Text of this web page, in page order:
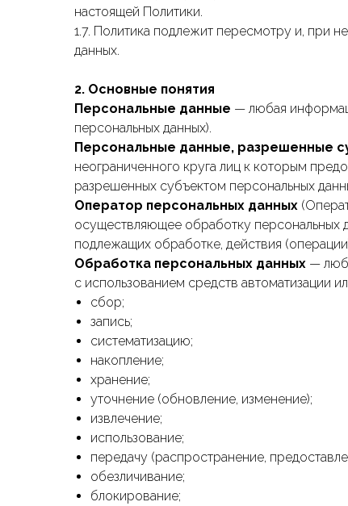
настоящей Политики.
1.7. Политика подлежит пересмотру и, при
данных.
2. Основные понятия
Персональные данные — любая
персональных данных).
Персональные данные, разрешенные
неограниченного круга лиц к которым
разрешенных субъектом персональных
Оператор персональных данных
осуществляющее обработку персональных
подлежащих обработке, действия
Обработка персональных данных —
с использованием средств автоматизации
сбор;
запись;
систематизацию;
накопление;
хранение;
уточнение (обновление, изменение);
извлечение;
использование;
передачу (распространение,
обезличивание;
блокирование;